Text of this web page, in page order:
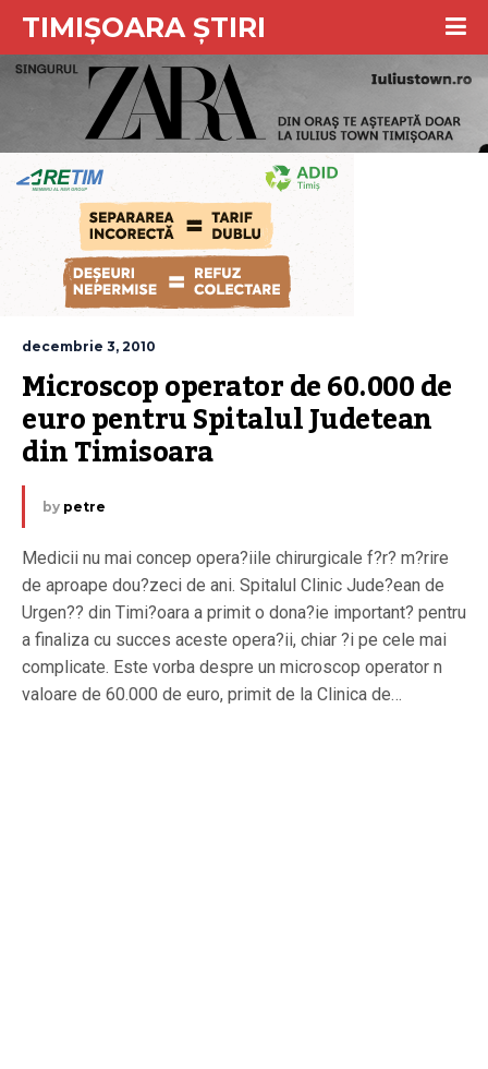
TIMIȘOARA ȘTIRI
decembrie 3, 2010
Microscop operator de 60.000 de
euro pentru Spitalul Judetean
din Timisoara
by petre
Medicii nu mai concep opera?iile chirurgicale f?r? m?rire
de aproape dou?zeci de ani. Spitalul Clinic Jude?ean de
Urgen?? din Timi?oara a primit o dona?ie important? pentru
a finaliza cu succes aceste opera?ii, chiar ?i pe cele mai
complicate. Este vorba despre un microscop operator n
valoare de 60.000 de euro, primit de la Clinica de…